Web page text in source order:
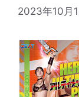
2023年10月